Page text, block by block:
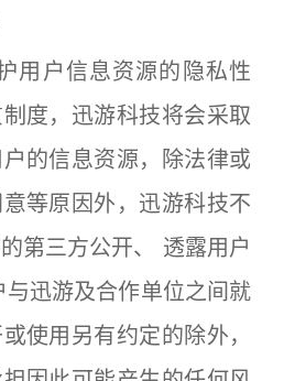
户信息资源的隐私性
度，迅游科技将会采取
的信息资源，除法律或
等原因外，迅游科技不
第三方公开、 透露用户
迅游及合作单位之间就
使用另有约定的除外，